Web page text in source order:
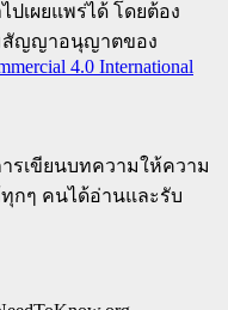
เผยแพร่ได้ โดยต้อง
สัญญาอนุญาตของ
4.0 International
ารเขียนบทความให้ความ
ทุกๆ คนได้อ่านและรับ